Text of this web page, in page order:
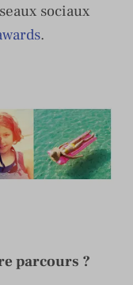
sociaux
.
parcours ?